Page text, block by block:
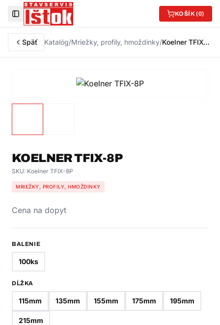
Toggle Sidebar KOŠÍK (0)
Späť Katalóg/Mriežky, profily, hmoždinky/ Koelner TFIX-8P
KOELNER TFIX-8P
SKU: Koelner TFIX-8P
MRIEŽKY, PROFILY, HMOŽDINKY
Cena na dopyt
BALENIE
100ks
DĹŽKA
115mm 135mm 155mm 175mm 195mm
215mm